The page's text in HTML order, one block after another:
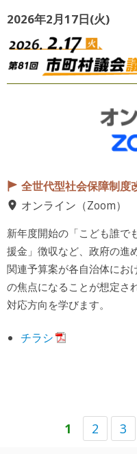
2026年2月17日(火)
全世代型社会保障制度
オンライン（Zoom）
新年度開始の「こども誰で
援金」徴収など、政府の進
関連予算案が各自治体にお
の焦点になることが想定さ
対応方向を学びます。
チラシ
1 2 3